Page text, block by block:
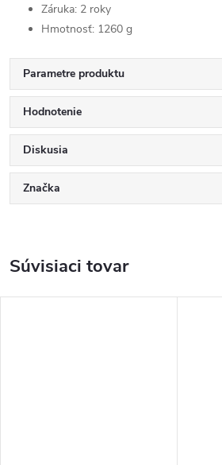
Záruka: 2 roky
Hmotnosť: 1260 g
Parametre produktu
Hodnotenie
Diskusia
Značka
Súvisiaci tovar